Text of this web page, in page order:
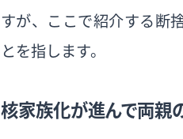
すが、ここで紹介する断
とを指します。
核家族化が進んで両親